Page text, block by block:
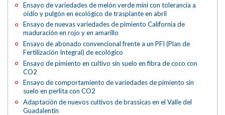
Ensayo de variedades de melón verde mini con tolerancia a
oídio y pulgón en ecológico de trasplante en abril
Ensayo de nuevas variedades de pimiento California de
maduración en rojo y en amarillo
Ensayo de abonado convencional frente a un PFI (Plan de
Fertilización Integral) de ecológico
Ensayo de pimiento en cultivo sin suelo en fibra de coco con
CO2
Ensayo de comportamiento de variedades de pimiento sin
suelo en perlita con CO2
Adaptación de nuevos cultivos de brassicas en el Valle del
Guadalentín